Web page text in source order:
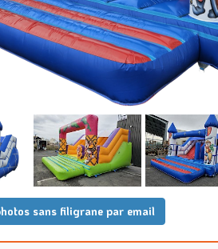
sans filigrane par email